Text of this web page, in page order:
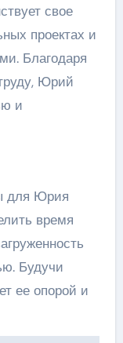
свое
проектах и
Благодаря
Юрий
и
для Юрия
время
Будучи
ее опорой и